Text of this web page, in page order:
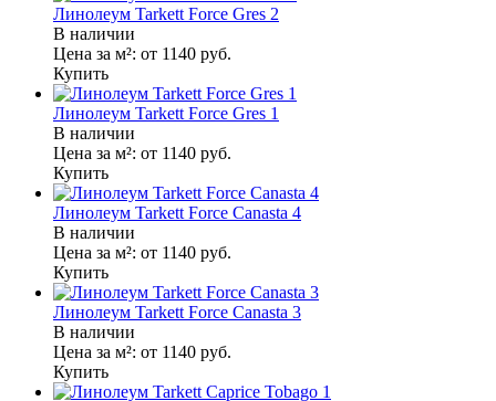
Линолеум Tarkett Force Gres 2
В наличии
Цена за м²: от 1140 руб.
Купить
Линолеум Tarkett Force Gres 1
В наличии
Цена за м²: от 1140 руб.
Купить
Линолеум Tarkett Force Canasta 4
В наличии
Цена за м²: от 1140 руб.
Купить
Линолеум Tarkett Force Canasta 3
В наличии
Цена за м²: от 1140 руб.
Купить